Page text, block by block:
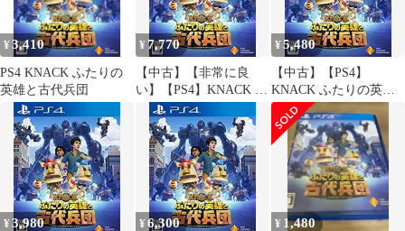
¥ 3,410
PS4 KNACK ふたりの
英雄と古代兵団
¥ 7,770
【中古】【非常に良
い】【PS4】KNACK ふ
たりの英雄と古代兵団
n5ksbvb
¥5,480
【中古】【PS4】
KNACK ふたりの英雄
と古代兵団
¥3,980 ¥6,300 ¥ 1,480